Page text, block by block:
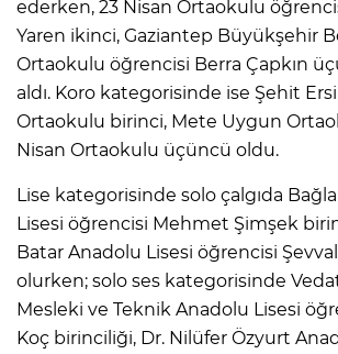
ederken, 23 Nisan Ortaokulu
Yaren ikinci, Gaziantep Büyükşehir
Ortaokulu öğrencisi Berra Çapkın
aldı. Koro kategorisinde ise Şehit
Ortaokulu birinci, Mete Uygun
Nisan Ortaokulu üçüncü oldu.
Lise kategorisinde solo çalgıda
Lisesi öğrencisi Mehmet Şimşek
Batar Anadolu Lisesi öğrencisi Şevval
olurken; solo ses kategorisinde
Mesleki ve Teknik Anadolu Lisesi
Koç birinciliği, Dr. Nilüfer Özyurt